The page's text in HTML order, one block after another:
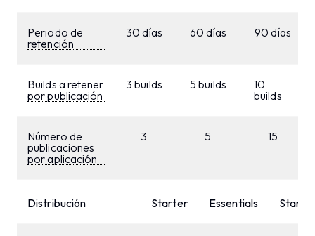
Periodo de
retención
30 días 60 días 90 días
Builds a retener
por publicación
3 builds 5 builds
10
builds
Número de
publicaciones
por aplicación
3 5 15
Distribución Starter Essentials